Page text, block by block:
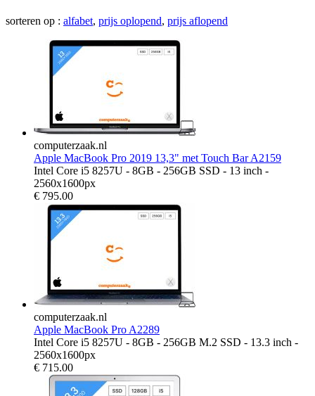
sorteren op : alfabet, prijs oplopend, prijs aflopend
computerzaak.nl
Apple MacBook Pro 2019 13,3" met Touch Bar A2159
Intel Core i5 8257U - 8GB - 256GB SSD - 13 inch -
2560x1600px
€ 795.00
computerzaak.nl
Apple MacBook Pro A2289
Intel Core i5 8257U - 8GB - 256GB M.2 SSD - 13.3 inch -
2560x1600px
€ 715.00